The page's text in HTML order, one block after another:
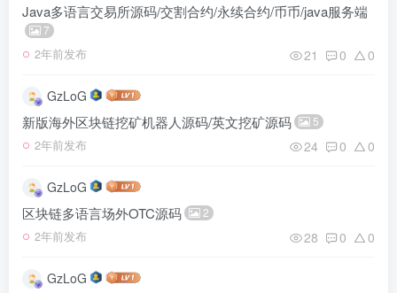
Java多语言交易所源码/交割合约/永续合约/币币/java服务端
7
2年前发布 21 0 0
GzLoG
新版海外区块链挖矿机器人源码/英文挖矿源码 5
2年前发布 24 0 0
GzLoG
区块链多语言场外OTC源码 2
2年前发布 28 0 0
GzLoG